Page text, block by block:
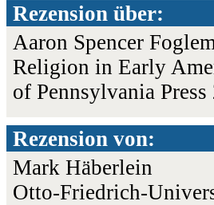
Rezension über:
Aaron Spencer
Religion in Early
of Pennsylvania
Rezension von:
Mark Häberlein
Otto-Friedrich-